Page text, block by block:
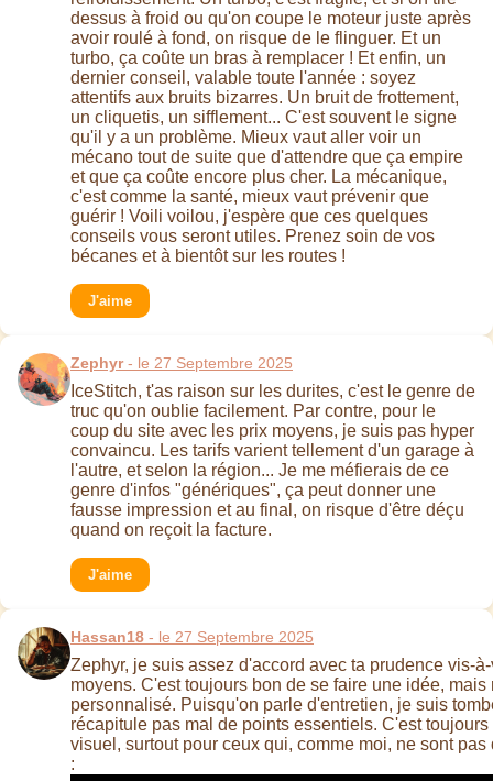
dessus à froid ou qu'on coupe le moteur juste après
avoir roulé à fond, on risque de le flinguer. Et un
turbo, ça coûte un bras à remplacer ! Et enfin, un
dernier conseil, valable toute l'année : soyez
attentifs aux bruits bizarres. Un bruit de frottement,
un cliquetis, un sifflement... C'est souvent le signe
qu'il y a un problème. Mieux vaut aller voir un
mécano tout de suite que d'attendre que ça empire
et que ça coûte encore plus cher. La mécanique,
c'est comme la santé, mieux vaut prévenir que
guérir ! Voili voilou, j'espère que ces quelques
conseils vous seront utiles. Prenez soin de vos
bécanes et à bientôt sur les routes !
J'aime
Zephyr- le 27 Septembre 2025
IceStitch, t'as raison sur les durites, c'est le genre de
truc qu'on oublie facilement. Par contre, pour le
coup du site avec les prix moyens, je suis pas hyper
convaincu. Les tarifs varient tellement d'un garage à
l'autre, et selon la région... Je me méfierais de ce
genre d'infos "génériques", ça peut donner une
fausse impression et au final, on risque d'être déçu
quand on reçoit la facture.
J'aime
Hassan18 - le 27 Septembre 2025
Zephyr, je suis assez d'accord avec ta prudence vis-
moyens. C'est toujours bon de se faire une idée,
personnalisé. Puisqu'on parle d'entretien, je suis
récapitule pas mal de points essentiels. C'est
visuel, surtout pour ceux qui, comme moi, ne sont
: